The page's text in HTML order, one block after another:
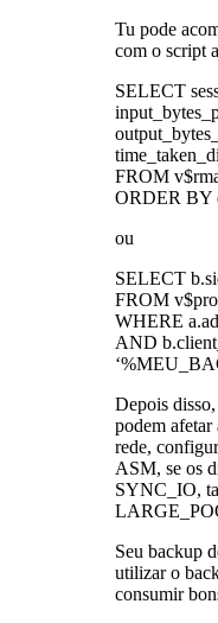
Tu pode
com o script
SELECT
FROM
ORDER BY
ou
SELECT
FROM
WHERE
AND
Depois
podem
rede,
ASM, se os
SYNC_IO,
Seu backup
utilizar o
consumir